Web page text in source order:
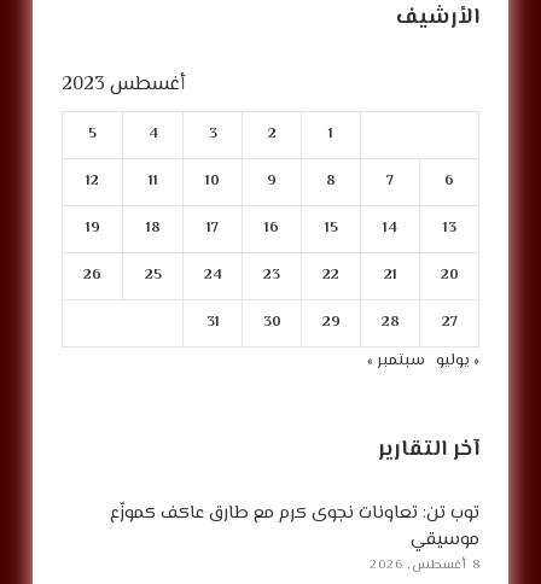
الأرشيف
أغسطس 2023
1
2
3
4
5
6
7
8
9
10
11
12
13
14
15
16
17
18
19
20
21
22
23
24
25
26
27
28
29
30
31
« يوليو سبتمبر »
آخر التقارير
توب تن: تعاونات نجوى كرم مع طارق عاكف كموزّع
موسيقي
8 أغسطس, 2026